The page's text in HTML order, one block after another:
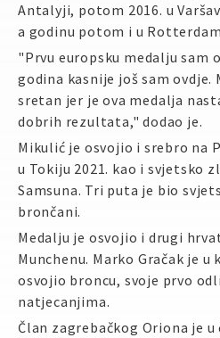
Antalyji, potom 2016. u
a godinu potom i u
"Prvu europsku medalju sam
godina kasnije još sam
sretan jer je ova medalja
dobrih rezultata," dodao je.
Mikulić je osvojio i srebro na
u Tokiju 2021. kao i svjetsko
Samsuna. Tri puta je bio
brončani.
Medalju je osvojio i drugi
Munchenu. Marko Gračak je
osvojio broncu, svoje prvo
natjecanjima.
Član zagrebačkog Oriona je